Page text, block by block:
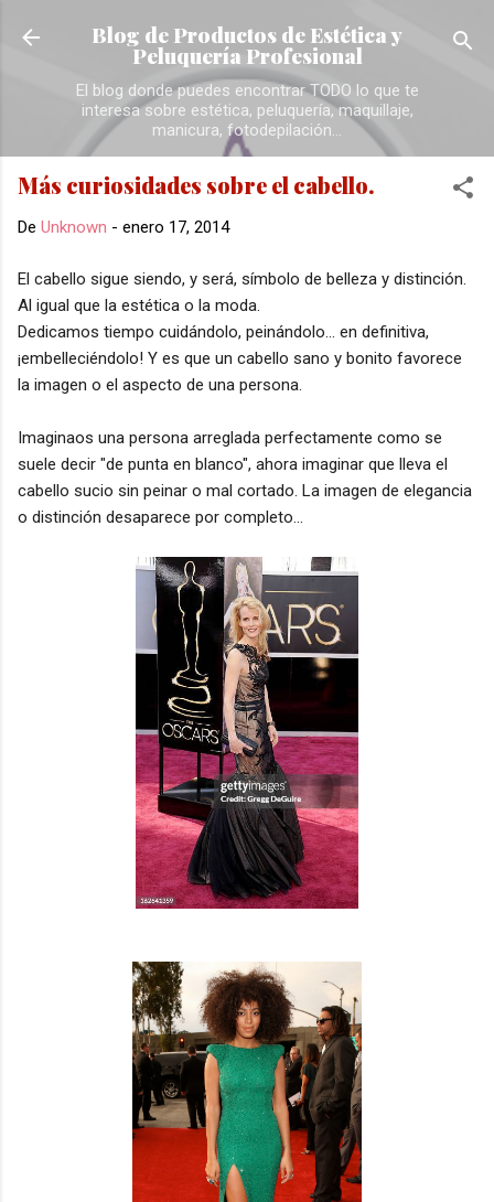
Ir al contenido principal
Blog de Productos de Estética y
Peluquería Profesional
El blog donde puedes encontrar TODO lo que te
interesa sobre estética, peluquería, maquillaje,
manicura, fotodepilación...
Más curiosidades sobre el cabello.
De Unknown - enero 17, 2014
El cabello sigue siendo, y será, símbolo de belleza y distinción.
Al igual que la estética o la moda.
Dedicamos tiempo cuidándolo, peinándolo... en definitiva,
¡embelleciéndolo! Y es que un cabello sano y bonito favorece
la imagen o el aspecto de una persona.
Imaginaos una persona arreglada perfectamente como se
suele decir "de punta en blanco", ahora imaginar que lleva el
cabello sucio sin peinar o mal cortado. La imagen de elegancia
o distinción desaparece por completo...